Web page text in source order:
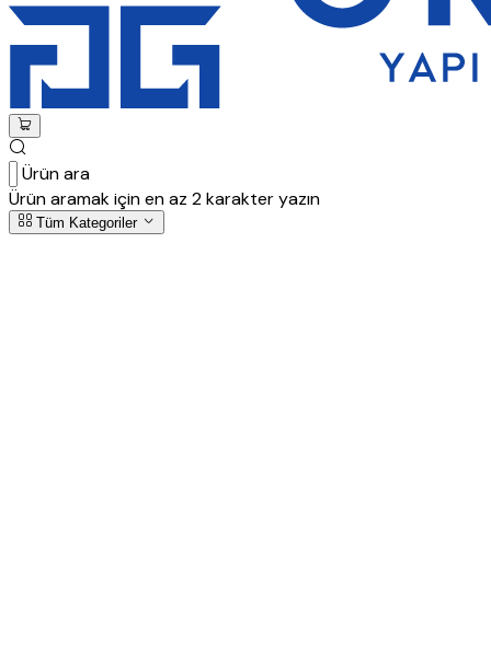
Ürün ara
Ürün aramak için en az 2 karakter yazın
Tüm Kategoriler